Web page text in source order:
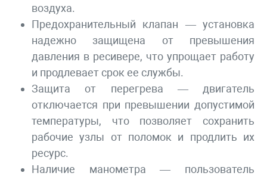
воздуха.
Предохранительный клапан — установка
надежно защищена от превышения
давления в ресивере, что упрощает работу
и продлевает срок ее службы.
Защита от перегрева — двигатель
отключается при превышении допустимой
температуры, что позволяет сохранить
рабочие узлы от поломок и продлить их
ресурс.
Наличие манометра — пользователь